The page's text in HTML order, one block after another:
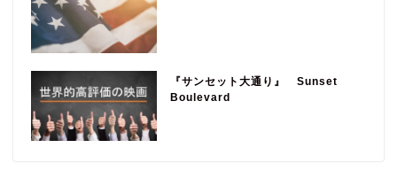
『サンセット大通り』 Sunset
Boulevard